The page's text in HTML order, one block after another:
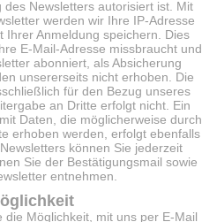
Newsletters autorisiert ist. Mit
werden wir Ihre IP-Adresse
Ihrer Anmeldung speichern. Dies
E-Mail-Adresse missbraucht und
abonniert, als Absicherung
unsererseits nicht erhoben. Die
für den Bezug unseres
an Dritte erfolgt nicht. Ein
Daten, die möglicherweise durch
erhoben werden, erfolgt ebenfalls
können Sie jederzeit
Sie der Bestätigungsmail sowie
entnehmen.
Möglichkeit, mit uns per E-Mail